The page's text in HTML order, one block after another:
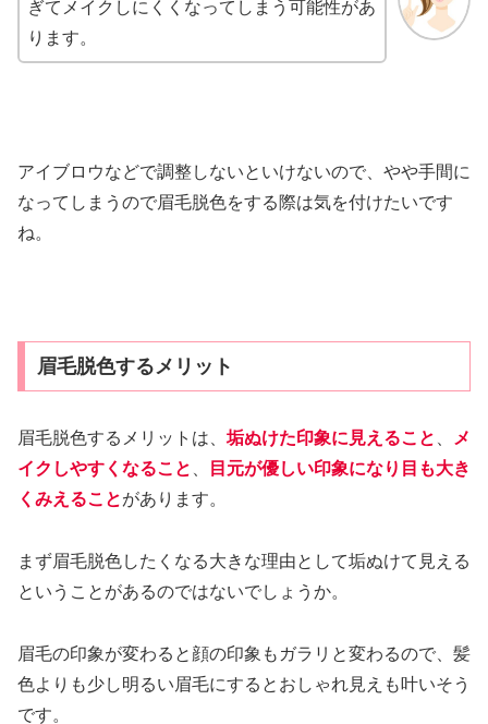
ぎてメイクしにくくなってしまう可能性があ
ります。
アイブロウなどで調整しないといけないので、やや手間に
なってしまうので眉毛脱色をする際は気を付けたいです
ね。
眉毛脱色するメリット
眉毛脱色するメリットは、 垢ぬけた印象に見えること
メ
イクしやすくなること
目元が優しい印象になり目も大き
くみえることがあります。
まず眉毛脱色したくなる大きな理由として垢ぬけて見える
ということがあるのではないでしょうか。
眉毛の印象が変わると顔の印象もガラリと変わるので、髪
色よりも少し明るい眉毛にするとおしゃれ見えも叶いそう
です。